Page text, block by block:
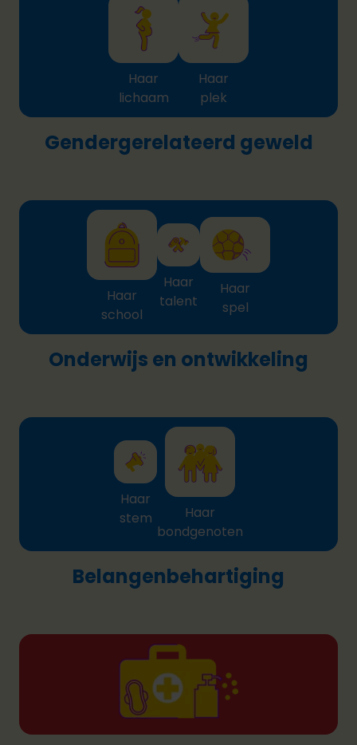
Haar
lichaam
Haar
plek
Gendergerelateerd geweld
Haar
school
Haar
talent
Haar
spel
Onderwijs en ontwikkeling
Haar
stem
Haar
bondgenoten
Belangenbehartiging